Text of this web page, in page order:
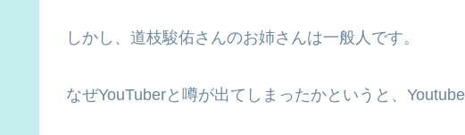
しかし、道枝駿佑さんのお姉さんは一般人です。
なぜYouTuberと噂が出てしまったかというと、